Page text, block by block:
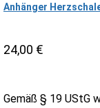
Anhänger
24,00 €
Gemäß § 19 UStG